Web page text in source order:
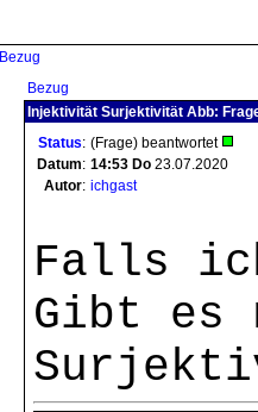
Bezug
Bezug
Injektivität Surjektivität Abb:
Status: (Frage) beantwortet
Datum: 14:53 Do 23.07.2020
Autor: ichgast
Falls
Gibt es